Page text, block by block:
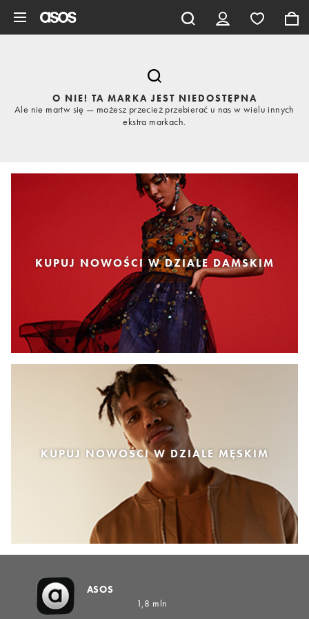
O NIE! TA MARKA JEST NIEDOSTĘPNA
Ale nie martw się — możesz przecież przebierać u nas w wielu innych
ekstra markach.
KUPUJ NOWOŚCI W DZIALE DAMSKIM
KUPUJ NOWOŚCI W DZIALE MĘSKIM
ASOS
1,8 mln